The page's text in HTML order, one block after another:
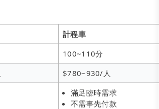
計程車
100~110分
$780~930/人
滿足臨時需求
不需事先付款